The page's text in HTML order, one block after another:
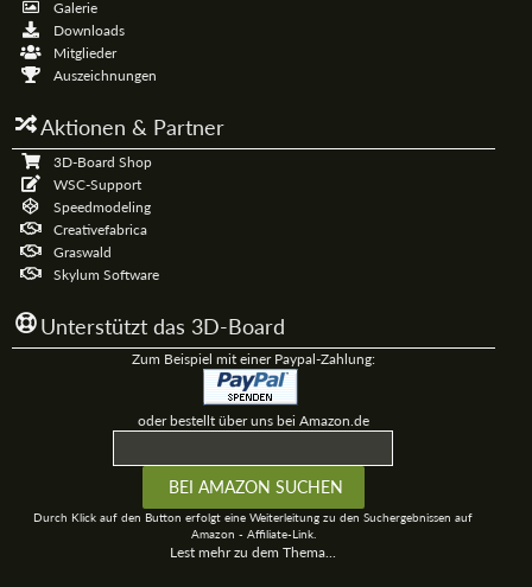
Galerie
Downloads
Mitglieder
Auszeichnungen
Aktionen & Partner
3D-Board Shop
WSC-Support
Speedmodeling
Creativefabrica
Graswald
Skylum Software
Unterstützt das 3D-Board
Zum Beispiel mit einer Paypal-Zahlung:
oder bestellt über uns bei Amazon.de
Durch Klick auf den Button erfolgt eine Weiterleitung zu den Suchergebnissen auf
Amazon - Affiliate-Link.
Lest mehr zu dem Thema...